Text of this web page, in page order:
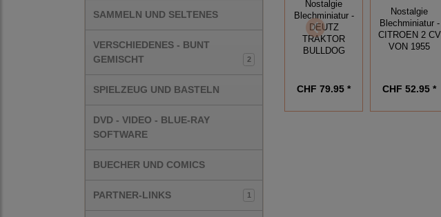
SAMMELN UND SELTENES
VERSCHIEDENES - BUNT
GEMISCHT
2
SPIELZEUG UND BASTELN
DVD - VIDEO - BLUE-RAY
SOFTWARE
BUECHER UND COMICS
PARTNER-LINKS 1
Nostalgie
Blechminiatur -
DEUTZ
TRAKTOR
BULLDOG
CHF 79.95 *
Nostalgie
Blechminiatur -
CITROEN 2 CV
VON 1955
CHF 52.95 *